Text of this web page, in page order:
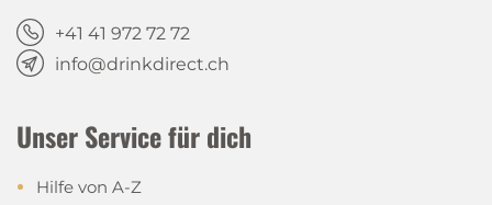
+41 41 972 72 72
info@drinkdirect.ch
Unser Service für dich
Hilfe von A-Z